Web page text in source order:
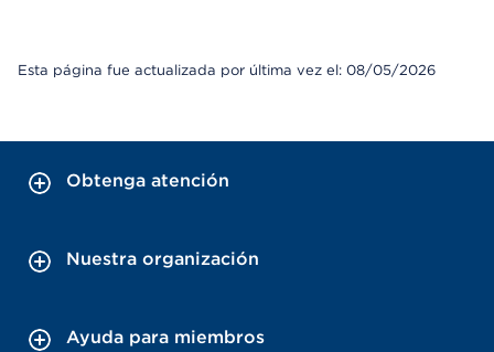
Esta página fue actualizada por última vez el: 08/05/2026
Obtenga atención
Nuestra organización
Ayuda para miembros